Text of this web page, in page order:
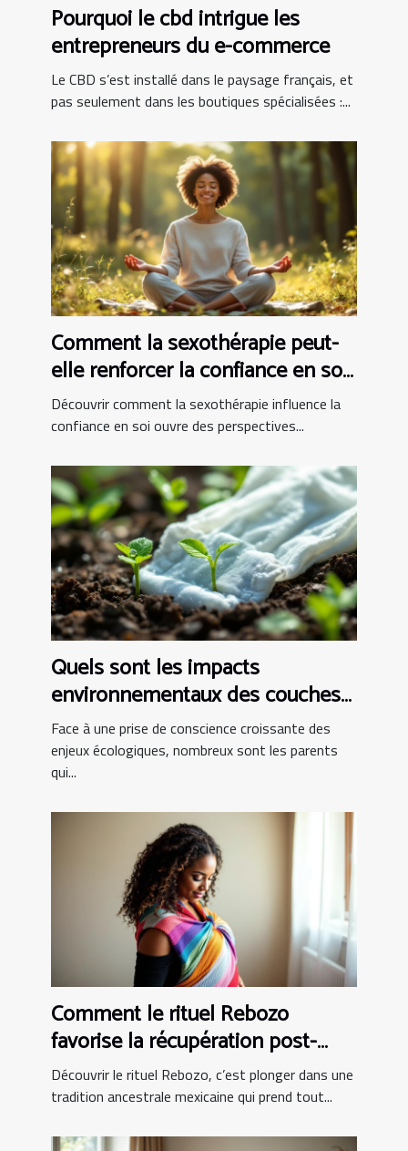
Pourquoi le cbd intrigue les
entrepreneurs du e-commerce
Le CBD s’est installé dans le paysage français, et
pas seulement dans les boutiques spécialisées :...
Comment la sexothérapie peut-
elle renforcer la confiance en soi
?
Découvrir comment la sexothérapie influence la
confiance en soi ouvre des perspectives...
Quels sont les impacts
environnementaux des couches
bio ?
Face à une prise de conscience croissante des
enjeux écologiques, nombreux sont les parents
qui...
Comment le rituel Rebozo
favorise la récupération post-
partum ?
Découvrir le rituel Rebozo, c’est plonger dans une
tradition ancestrale mexicaine qui prend tout...